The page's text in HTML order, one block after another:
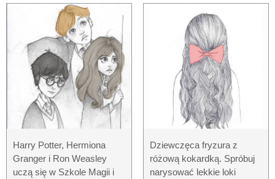
Harry Potter, Hermiona
Granger i Ron Weasley
uczą się w Szkole Magii i
Dziewczęca fryzura z
różową kokardką. Spróbuj
narysować lekkie loki